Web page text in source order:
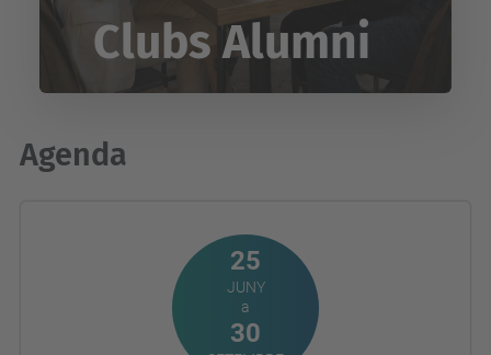
Clubs Alumni
Agenda
25
JUNY
a
30
SETEMBRE